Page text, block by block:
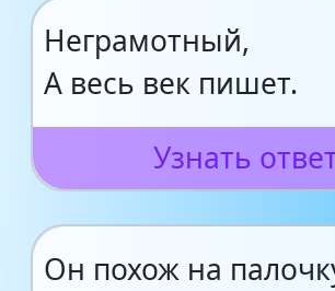
Неграмотный,
А весь век пишет.
Узнать
Он похож на